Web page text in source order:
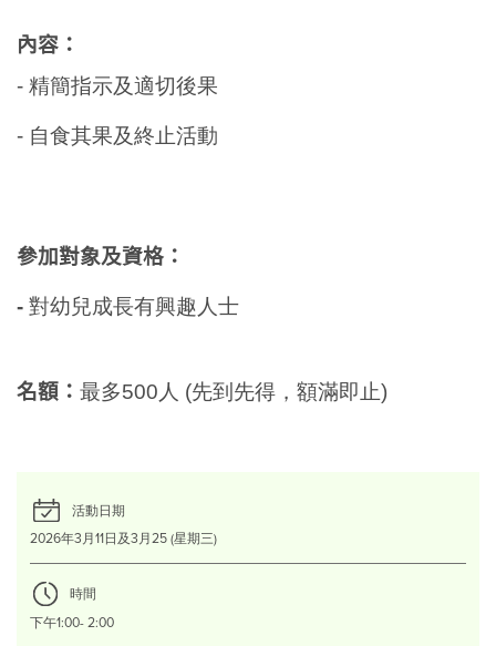
內容：
- 精簡指示及適切後果
- 自食其果及終止活動
參加對象及資格：
- 對幼兒成長有興趣人士
名額： 最多500人 (先到先得，額滿即止)
活動日期
2026年3月11日及3月25 (星期三)
時間
下午1:00- 2:00